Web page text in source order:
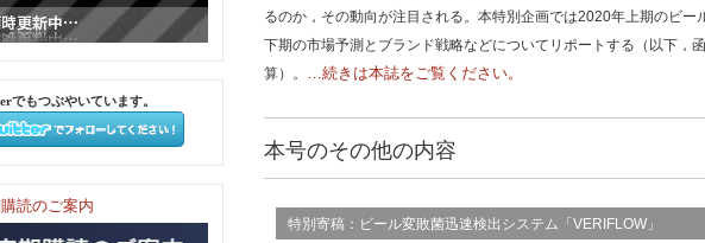
るのか，その動向が注目される。本特別企画では2020年上期のビー
下期の市場予測とブランド戦略などについてリポートする（以下，
算）。 …続きは本誌をご覧ください。
本号のその他の内容
特別寄稿：ビール変敗菌迅速検出システム「VERIFLOW」
でもつぶやいています。
読のご案内